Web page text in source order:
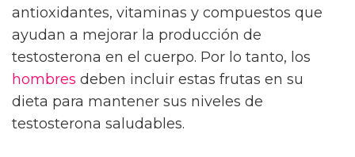
antioxidantes, vitaminas y compuestos que
ayudan a mejorar la producción de
testosterona en el cuerpo. Por lo tanto, los
hombres deben incluir estas frutas en su
dieta para mantener sus niveles de
testosterona saludables.